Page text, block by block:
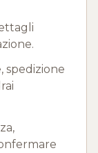
spedizione